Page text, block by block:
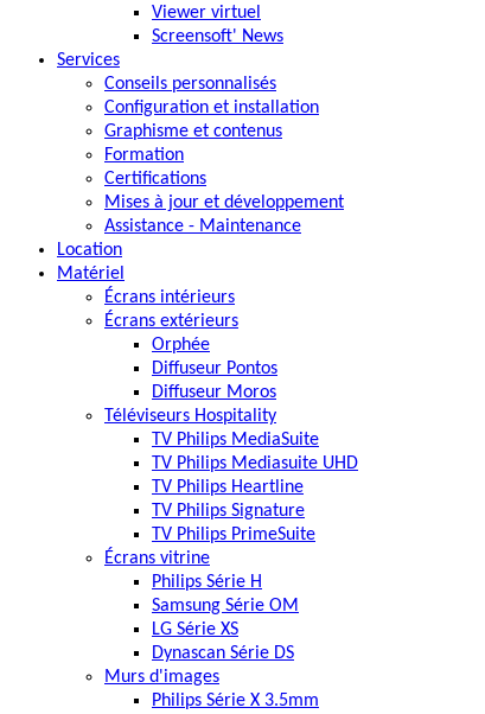
Viewer virtuel
Screensoft' News
Services
Conseils personnalisés
Configuration et installation
Graphisme et contenus
Formation
Certifications
Mises à jour et développement
Assistance - Maintenance
Location
Matériel
Écrans intérieurs
Écrans extérieurs
Orphée
Diffuseur Pontos
Diffuseur Moros
Téléviseurs Hospitality
TV Philips MediaSuite
TV Philips Mediasuite UHD
TV Philips Heartline
TV Philips Signature
TV Philips PrimeSuite
Écrans vitrine
Philips Série H
Samsung Série OM
LG Série XS
Dynascan Série DS
Murs d'images
Philips Série X 3.5mm